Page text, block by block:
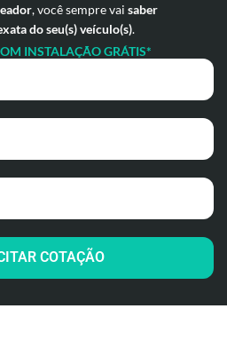
, você sempre vai saber
do seu(s) veículo(s).
INSTALAÇÃO GRÁTIS*
COTAÇÃO